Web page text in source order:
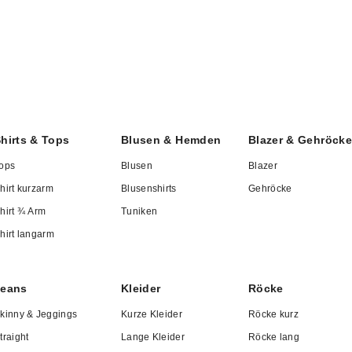
in der Verarbeitung als auch bei der Auswahl der
unseres Online-Shops finden Sie für jede
und jede Figur das Richtige. Elegante
Mäntel
& Tops
kurzarm
¾ Arm
langarm
Blusen & Hemden
Blusen
Blusenshirts
Tuniken
Blazer & Gehröcke
Blazer
Gehröcke
& Jeggings
Kleider
Kurze Kleider
Lange Kleider
Röcke
Röcke kurz
Röcke lang